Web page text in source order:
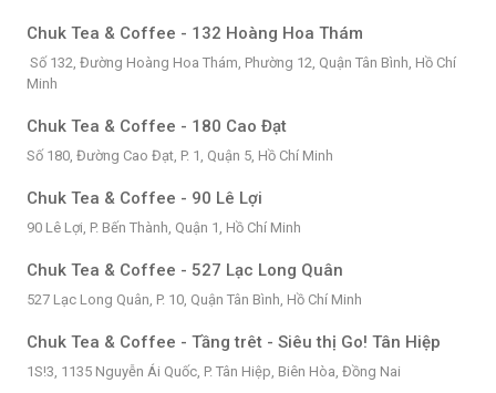
Chuk Tea & Coffee - 132 Hoàng Hoa Thám
Số 132, Đường Hoàng Hoa Thám, Phường 12, Quận Tân Bình, Hồ Chí
Minh
Chuk Tea & Coffee - 180 Cao Đạt
Số 180, Đường Cao Đạt, P. 1, Quận 5, Hồ Chí Minh
Chuk Tea & Coffee - 90 Lê Lợi
90 Lê Lợi, P. Bến Thành, Quận 1, Hồ Chí Minh
Chuk Tea & Coffee - 527 Lạc Long Quân
527 Lạc Long Quân, P. 10, Quận Tân Bình, Hồ Chí Minh
Chuk Tea & Coffee - Tầng trêt - Siêu thị Go! Tân Hiệp
1S!3, 1135 Nguyễn Ái Quốc, P. Tân Hiệp, Biên Hòa, Đồng Nai